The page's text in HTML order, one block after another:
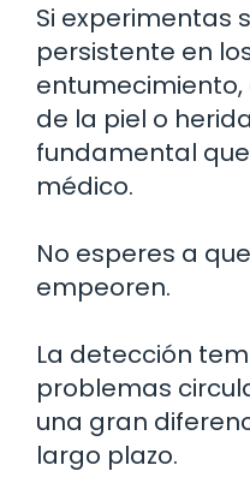
Si experimentas
persistente en
de la piel o
fundamental
médico.
No esperes a
empeoren.
La detección
problemas
una gran
largo plazo.